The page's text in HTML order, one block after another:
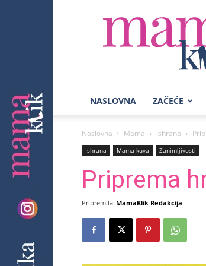
Mama
NASLOVNA ZAČEĆE
Naslovna Mama Ishrana
Ishrana Mama kuva Zanimljivosti
Priprema
Pripremila MamaKlik Redakcija -